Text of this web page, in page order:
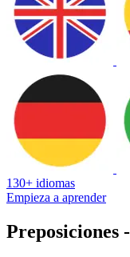
130+ idiomas
Empieza a aprender
Preposiciones